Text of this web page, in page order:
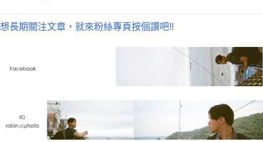
想長期關注文章，就來粉絲專頁按個讚吧!!